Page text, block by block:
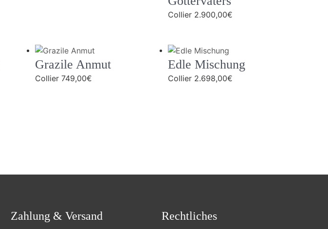
Collier 2.900,00€
Grazile Anmut
Collier 749,00€
Edle Mischung
Collier 2.698,00€
Zahlung & Versand Rechtliches